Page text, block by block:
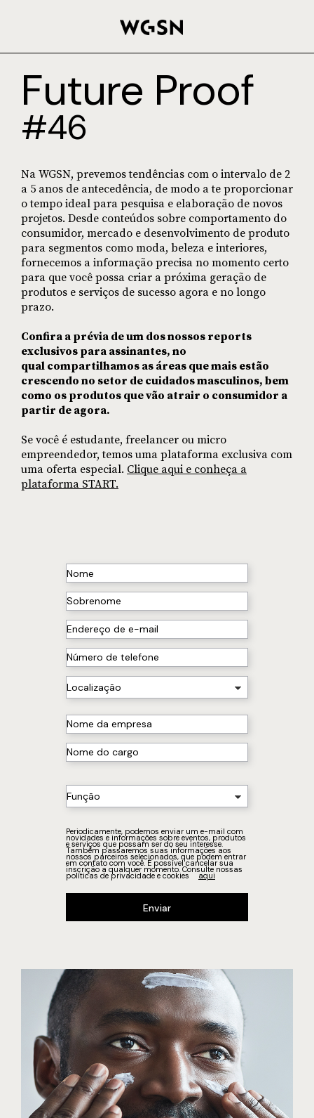
Future Proof
#46
Na WGSN, prevemos tendências com o intervalo de 2
a 5 anos de antecedência, de modo a te proporcionar
o tempo ideal para pesquisa e elaboração de novos
projetos. Desde conteúdos sobre comportamento do
consumidor, mercado e desenvolvimento de produto
para segmentos como moda, beleza e interiores,
fornecemos a informação precisa no momento certo
para que você possa criar a próxima geração de
produtos e serviços de sucesso agora e no longo
prazo.
Confira a prévia de um dos nossos reports
exclusivos para assinantes, no
qual compartilhamos as áreas que mais estão
crescendo no setor de cuidados masculinos, bem
como os produtos que vão atrair o consumidor a
partir de agora.
Se você é estudante, freelancer ou micro
empreendedor, temos uma plataforma exclusiva com
uma oferta especial. Clique aqui e conheça a
plataforma START.
Periodicamente, podemos enviar um e-mail com
novidades e informações sobre eventos, produtos
e serviços que possam ser do seu interesse.
Também passaremos suas informações aos
nossos parceiros selecionados, que podem entrar
em contato com você. É possível cancelar sua
inscrição a qualquer momento. Consulte nossas
políticas de privacidade e cookies aqui
Enviar